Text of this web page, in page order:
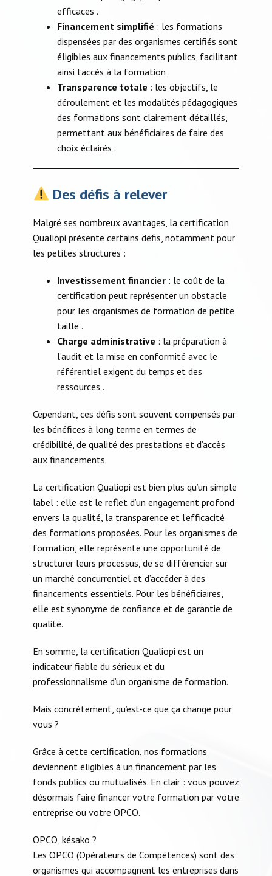
efficaces .​
Financement simplifié : les formations
dispensées par des organismes certifiés sont
éligibles aux financements publics, facilitant
ainsi l’accès à la formation .​
Transparence totale : les objectifs, le
déroulement et les modalités pédagogiques
des formations sont clairement détaillés,
permettant aux bénéficiaires de faire des
choix éclairés .​
Des défis à relever
Malgré ses nombreux avantages, la certification
Qualiopi présente certains défis, notamment pour
les petites structures :​
Investissement financier : le coût de la
certification peut représenter un obstacle
pour les organismes de formation de petite
taille .​
Charge administrative : la préparation à
l’audit et la mise en conformité avec le
référentiel exigent du temps et des
ressources .​
Cependant, ces défis sont souvent compensés par
les bénéfices à long terme en termes de
crédibilité, de qualité des prestations et d’accès
aux financements.​
La certification Qualiopi est bien plus qu’un simple
label : elle est le reflet d’un engagement profond
envers la qualité, la transparence et l’efficacité
des formations proposées. Pour les organismes de
formation, elle représente une opportunité de
structurer leurs processus, de se différencier sur
un marché concurrentiel et d’accéder à des
financements essentiels. Pour les bénéficiaires,
elle est synonyme de confiance et de garantie de
qualité.​
En somme, la certification Qualiopi est un
indicateur fiable du sérieux et du
professionnalisme d’un organisme de formation.
Mais concrètement, qu’est-ce que ça change pour
vous ?
Grâce à cette certification, nos formations
deviennent éligibles à un financement par les
fonds publics ou mutualisés. En clair : vous pouvez
désormais faire financer votre formation par votre
entreprise ou votre OPCO.
OPCO, késako ?
Les OPCO (Opérateurs de Compétences) sont des
organismes qui accompagnent les entreprises dans